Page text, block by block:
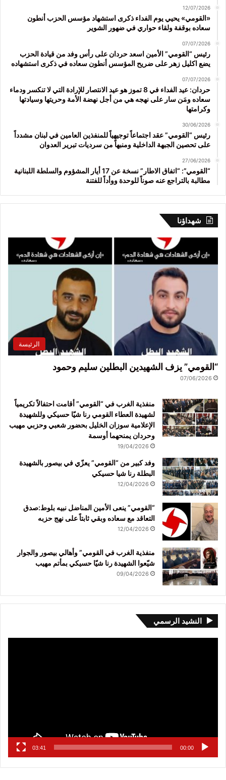
12/07/2026
«القومي» يحيي يوم الفداء ذكرى استشهاد مؤسس الحزب أنطون
سعاده بوقفة ولقاء حواري في ضهور الشوير
07/07/2026
رئيس “القومي” الأمين اسعد حردان على رأس وفد من قيادة الحزب
يضع اكليل زهر على ضريح المؤسس أنطون سعاده في ذكرى استشهاده
07/07/2026
حردان: عيد الفداء في 8 تموز هو عيد الانتصار للإرادة التي لا تنكسر ودماء
سعاده ومَن سار على نهجه هي من أجل نهضة الأمة وحريتها وسيادتها
وكرامتها
30/06/2026
رئيس “القومي” عقد اجتماعاً توجيهياً للمنفذين العامين في لبنان مشدداً
على تحصين الجبهة الداخلية ومنبهاً من سرديات تبرير العدوان
27/06/2026
“القومي”: “اتفاق الاطار” نسخة عن 17 أيار المشؤوم والسلطة اللبنانية
مطالبة بالتراجع عنه صوناً للوحدة ووأداً للفتنة
شهداؤنا
الرئيسة
“القومي” يزف الشهيدين البطلين سليم وحمود
07/06/2026
منفذية الغرب في “القومي” أقامت احتفالاً تكريمياً
لشهيدة العطاء القومي رنا شيّا حسيكي وللشهيدة
الإعلامية سوزان الخليل بحضور شعبي وحزبي مهيب
وحردان يمنحهما أوسمة
19/04/2026
وفد كبير من “القومي” يعزّي في بيصور بالشهيدة
البطلة رنا شيا حسيكي
12/04/2026
“القومي” ينعى الأمين المناضل نبيه بلوط:صدق
التعاقد مع سعاده وبقي ثابتاً على نهج حزبه
12/04/2026
منفذية الغرب في القومي” وأهالي بيصور والجوار
شيّعوا الشهيدة رنا شيّا حسيكي بمأتم مهيب
09/04/2026
النشيد الرسمي
00:00
03:41